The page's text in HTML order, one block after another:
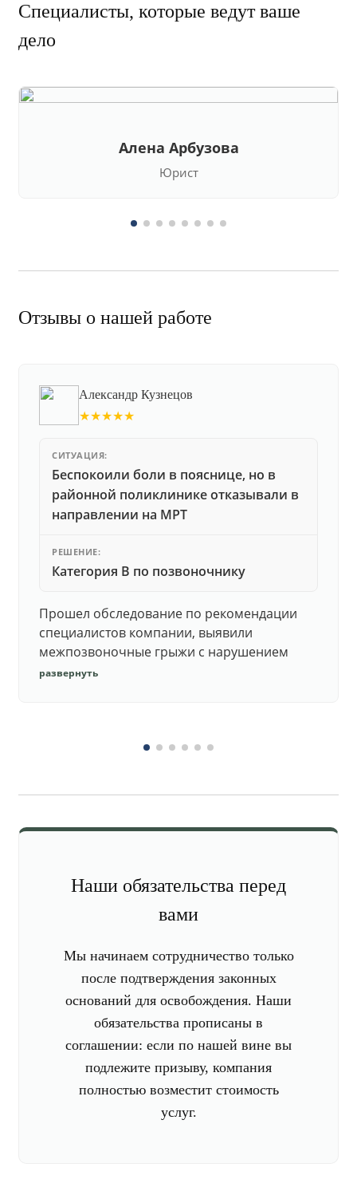
Специалисты, которые ведут ваше
дело
Алена Арбузова
Юрист
Отзывы о нашей работе
Александр Кузнецов
★★★★★
СИТУАЦИЯ:
Беспокоили боли в пояснице, но в
районной поликлинике отказывали в
направлении на МРТ
РЕШЕНИЕ:
Категория В по позвоночнику
Прошел обследование по рекомендации
специалистов компании, выявили
межпозвоночные грыжи с нарушением
функций. Юристы подготовили документы,
развернуть
Наши обязательства перед
вами
Мы начинаем сотрудничество только
после подтверждения законных
оснований для освобождения. Наши
обязательства прописаны в
соглашении: если по нашей вине вы
подлежите призыву, компания
полностью возместит стоимость
услуг.